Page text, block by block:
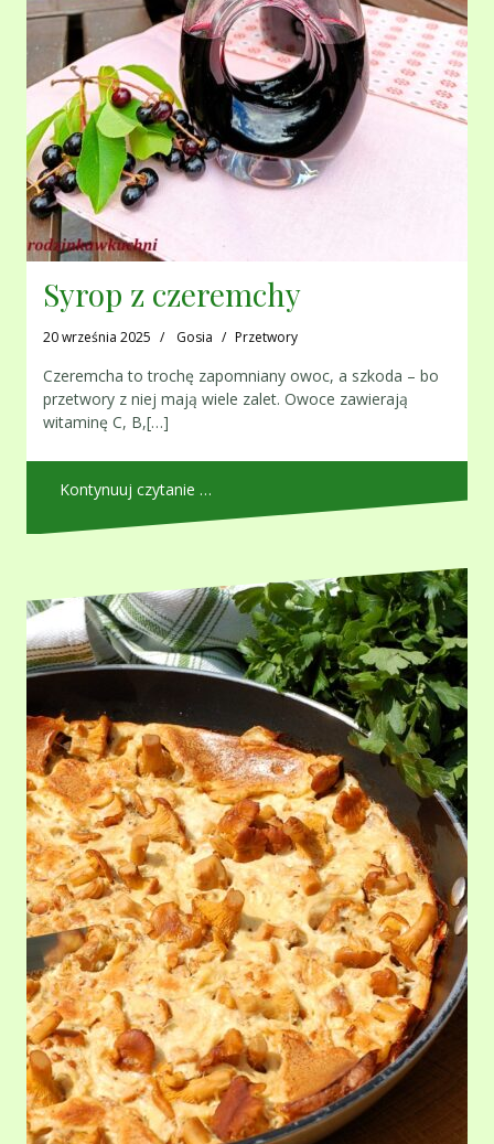
Syrop z czeremchy
20 września 2025 Gosia Przetwory
Czeremcha to trochę zapomniany owoc, a szkoda – bo
przetwory z niej mają wiele zalet. Owoce zawierają
witaminę C, B,[…]
Kontynuuj czytanie …